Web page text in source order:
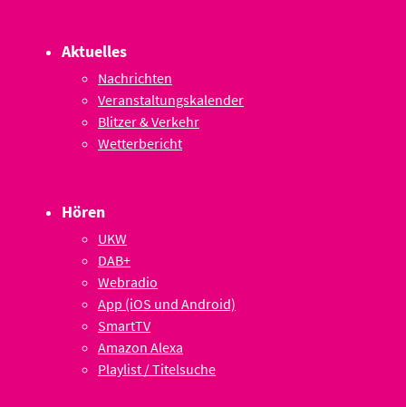
Aktuelles
Nachrichten
Veranstaltungskalender
Blitzer & Verkehr
Wetterbericht
Hören
UKW
DAB+
Webradio
App (iOS und Android)
SmartTV
Amazon Alexa
Playlist / Titelsuche